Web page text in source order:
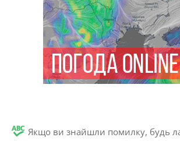
Якщо ви знайшли помилку, будь